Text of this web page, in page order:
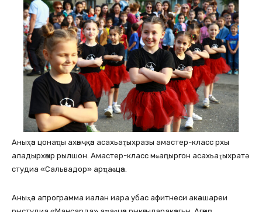
Аныҳәа цонаҵы ахәыҷқәа асахьаҭыхразы амастер-класс рхы
аладырхәыр рылшон. Амастер-класс мҩаԥыргон асахьаҭыхратә
студиа «Сальвадор» арҵаҩцәа.
Аныҳәа апрограмма иалан иара убас афитнеси акәашареи